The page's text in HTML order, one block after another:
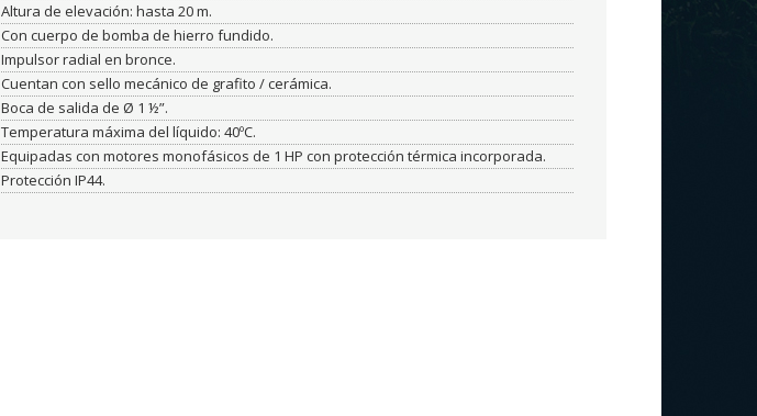
Altura de elevación: hasta 20 m.
Con cuerpo de bomba de hierro fundido.
Impulsor radial en bronce.
Cuentan con sello mecánico de grafito / cerámica.
Boca de salida de Ø 1 ½”.
Temperatura máxima del líquido: 40ºC.
Equipadas con motores monofásicos de 1 HP con protección térmica incorporada.
Protección IP44.